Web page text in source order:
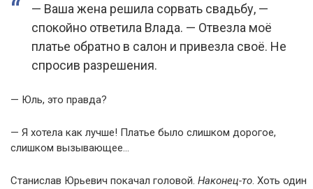
— Ваша жена решила сорвать свадьбу, —
спокойно ответила Влада. — Отвезла моё
платье обратно в салон и привезла своё. Не
спросив разрешения.
— Юль, это правда?
— Я хотела как лучше! Платье было слишком дорогое,
слишком вызывающее…
Станислав Юрьевич покачал головой. Наконец-то. Хоть один